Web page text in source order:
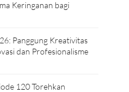
Keringanan bagi
Panggung Kreativitas
dan Profesionalisme
120 Torehkan